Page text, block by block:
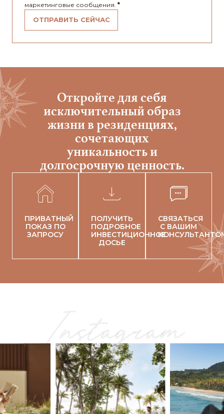
маркетинговые сообщения. *
ОТПРАВИТЬ СЕЙЧАС
Откройте для себя
исключительный образ
жизни в резиденциях,
сочетающих
уникальность и
долгосрочную ценность.
ПРИВАТНЫЙ
ПОКАЗ ПО
ЗАПРОСУ
ПОЛУЧИТЬ
ПОДРОБНОЕ
ИНВЕСТИЦИОННОЕ
ДОСЬЕ
СВЯЗАТЬСЯ
С ВАШИМ
Instagram